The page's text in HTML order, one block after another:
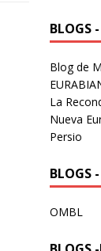
BLOGS -
Blog de
La
Nueva
Persio
BLOGS
OMBL